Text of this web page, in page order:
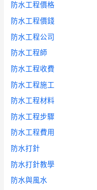
防水工程價格
防水工程價錢
防水工程公司
防水工程師
防水工程收費
防水工程施工
防水工程材料
防水工程步驟
防水工程費用
防水打針
防水打針教學
防水與風水